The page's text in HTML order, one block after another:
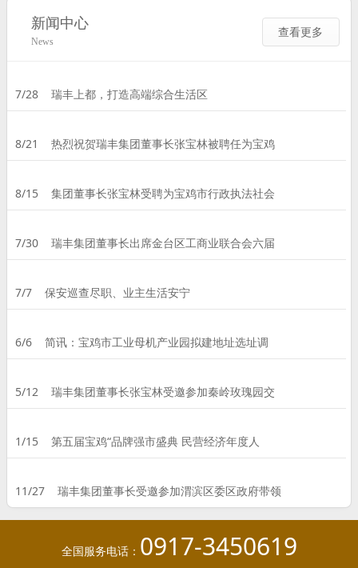
新闻中心
News
查看更多
7/28 瑞丰上都，打造高端综合生活区
8/21 热烈祝贺瑞丰集团董事长张宝林被聘任为宝鸡
8/15 集团董事长张宝林受聘为宝鸡市行政执法社会
7/30 瑞丰集团董事长出席金台区工商业联合会六届
7/7 保安巡查尽职、业主生活安宁
6/6 简讯：宝鸡市工业母机产业园拟建地址选址调
5/12 瑞丰集团董事长张宝林受邀参加秦岭玫瑰园交
1/15 第五届宝鸡“品牌强市盛典 民营经济年度人
11/27 瑞丰集团董事长受邀参加渭滨区委区政府带领
全国服务电话： 0917-3450619